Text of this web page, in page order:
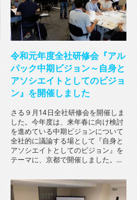
令和元年度全社研修会『アル
パック中期ビジョン～自身と
アソシエイトとしてのビジョ
ン』を開催しました
さる９月14日全社研修会を開催しま
した。今年度は、来年春に向け検討
を進めている中期ビジョンについて
全社的に議論する場として『自身と
アソシエイトとしてのビジョン』を
テーマに、京都で開催しました。...